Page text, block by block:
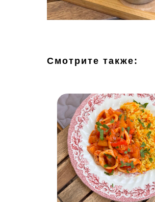
Смотрите также: